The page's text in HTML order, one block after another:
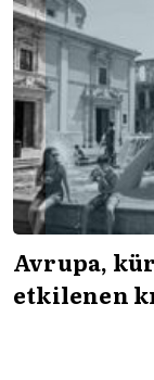
Avrupa,
etkilenen